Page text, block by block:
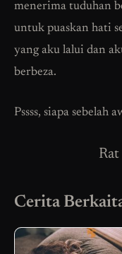
menerima tuduhan
untuk puaskan hati
yang aku lalui dan
berbeza.
Pssss, siapa sebelah
Rat
Cerita